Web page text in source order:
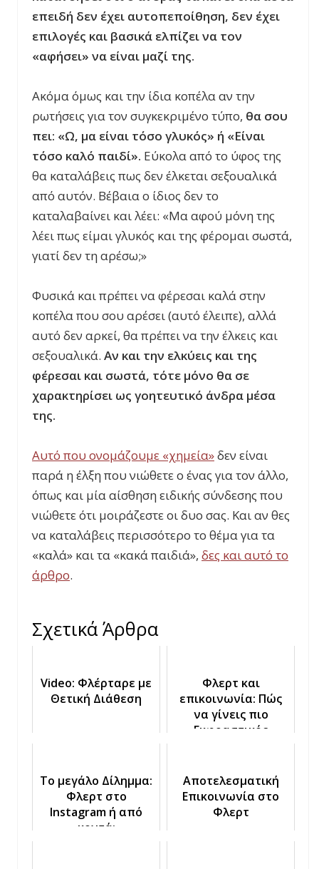
επειδή δεν έχει αυτοπεποίθηση, δεν έχει
επιλογές και βασικά ελπίζει να τον
«αφήσει» να είναι μαζί της.
Ακόμα όμως και την ίδια κοπέλα αν την
ρωτήσεις για τον συγκεκριμένο τύπο, θα σου
πει: «Ω, μα είναι τόσο γλυκός» ή «Είναι
τόσο καλό παιδί». Εύκολα από το ύφος της
θα καταλάβεις πως δεν έλκεται σεξουαλικά
από αυτόν. Βέβαια ο ίδιος δεν το
καταλαβαίνει και λέει: «Μα αφού μόνη της
λέει πως είμαι γλυκός και της φέρομαι σωστά,
γιατί δεν τη αρέσω;»
Φυσικά και πρέπει να φέρεσαι καλά στην
κοπέλα που σου αρέσει (αυτό έλειπε), αλλά
αυτό δεν αρκεί, θα πρέπει να την έλκεις και
σεξουαλικά. Αν και την ελκύεις και της
φέρεσαι και σωστά, τότε μόνο θα σε
χαρακτηρίσει ως γοητευτικό άνδρα μέσα
της.
Αυτό που ονομάζουμε «χημεία»δεν είναι
παρά η έλξη που νιώθετε ο ένας για τον άλλο,
όπως και μία αίσθηση ειδικής σύνδεσης που
νιώθετε ότι μοιράζεστε οι δυο σας. Και αν θες
να καταλάβεις περισσότερο το θέμα για τα
«καλά» και τα «κακά παιδιά», δες και αυτό το
άρθρο.
Σχετικά Άρθρα
Video: Φλέρταρε με
Θετική Διάθεση
Φλερτ και
επικοινωνία: Πώς
να γίνεις πιο
Εκφραστικός
Το μεγάλο Δίλημμα:
Φλερτ στο
Instagram ή από
κοντά;
Αποτελεσματική
Επικοινωνία στο
Φλερτ